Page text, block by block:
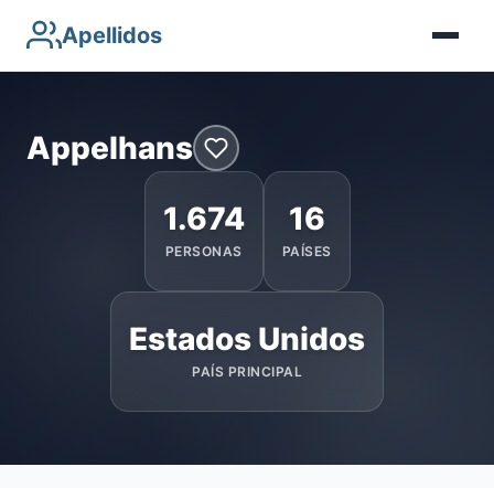
Apellidos
Appelhans
1.674
PERSONAS
16
PAÍSES
Estados Unidos
PAÍS PRINCIPAL